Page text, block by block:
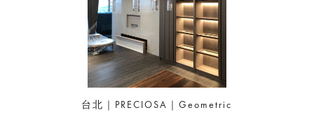
台北｜PRECIOSA｜Geometric